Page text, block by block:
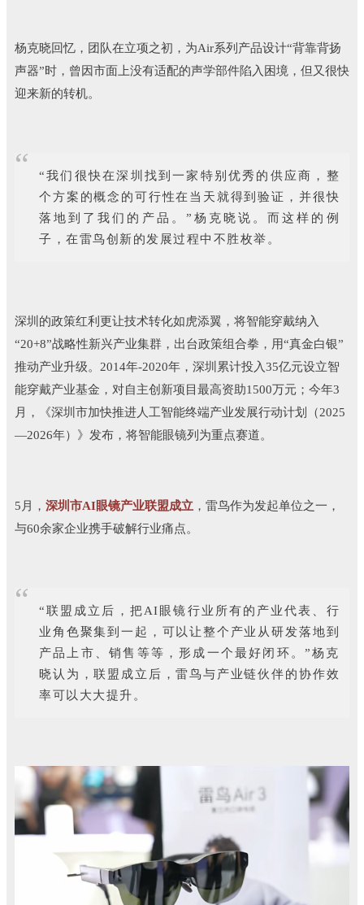
杨克晓回忆，团队在立项之初，为Air系列产品设计“背靠背扬
声器”时，曾因市面上没有适配的声学部件陷入困境，但又很快
迎来新的转机。
“
“我们很快在深圳找到一家特别优秀的供应商，整
个方案的概念的可行性在当天就得到验证，并很快
落地到了我们的产品。”杨克晓说。而这样的例
子，在雷鸟创新的发展过程中不胜枚举。
深圳的政策红利更让技术转化如虎添翼，将智能穿戴纳入
“20+8”战略性新兴产业集群，出台政策组合拳，用“真金白银”
推动产业升级。2014年-2020年，深圳累计投入35亿元设立智
能穿戴产业基金，对自主创新项目最高资助1500万元；今年3
月，《深圳市加快推进人工智能终端产业发展行动计划（2025
—2026年）》发布，将智能眼镜列为重点赛道。
5月， 深圳市AI眼镜产业联盟成立 ，雷鸟作为发起单位之一，
与60余家企业携手破解行业痛点。
“
“联盟成立后，把AI眼镜行业所有的产业代表、行
业角色聚集到一起，可以让整个产业从研发落地到
产品上市、销售等等，形成一个最好闭环。”杨克
晓认为，联盟成立后，雷鸟与产业链伙伴的协作效
率可以大大提升。